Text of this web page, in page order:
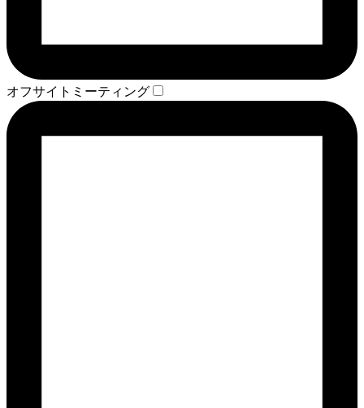
オフサイトミーティング